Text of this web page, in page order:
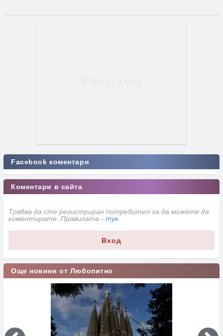
Facebook коментари
Коментари в сайта
Трябва да сте регистриран потребител за да можете да
коментирате. Правилата - тук
Вход
Още новини от Любопитно